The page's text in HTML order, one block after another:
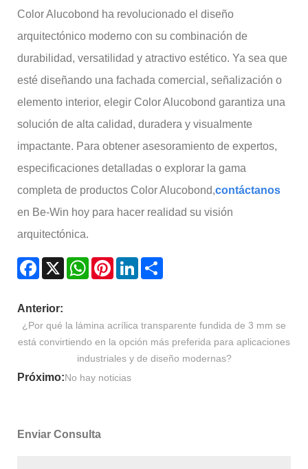
Color Alucobond ha revolucionado el diseño
arquitectónico moderno con su combinación de
durabilidad, versatilidad y atractivo estético. Ya sea que
esté diseñando una fachada comercial, señalización o
elemento interior, elegir Color Alucobond garantiza una
solución de alta calidad, duradera y visualmente
impactante. Para obtener asesoramiento de expertos,
especificaciones detalladas o explorar la gama
completa de productos Color Alucobond,contáctanos
en Be-Win hoy para hacer realidad su visión
arquitectónica.
Facebook
X WhatsApp
PinterestLinkedIn
Anterior:
¿Por qué la lámina acrílica transparente fundida de 3 mm se
está convirtiendo en la opción más preferida para aplicaciones
industriales y de diseño modernas?
Próximo:No hay noticias
Enviar Consulta